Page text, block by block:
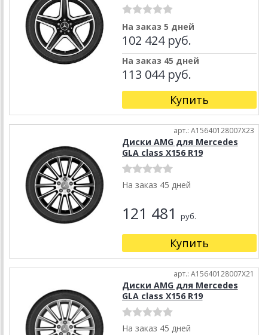
На заказ 5 дней
102 424 руб.
На заказ 45 дней
113 044 руб.
Купить
арт.: A15640128007X23
Диски AMG для Mercedes
GLA class X156 R19
На заказ 45 дней
121 481 руб.
Купить
арт.: A15640128007X21
Диски AMG для Mercedes
GLA class X156 R19
На заказ 45 дней